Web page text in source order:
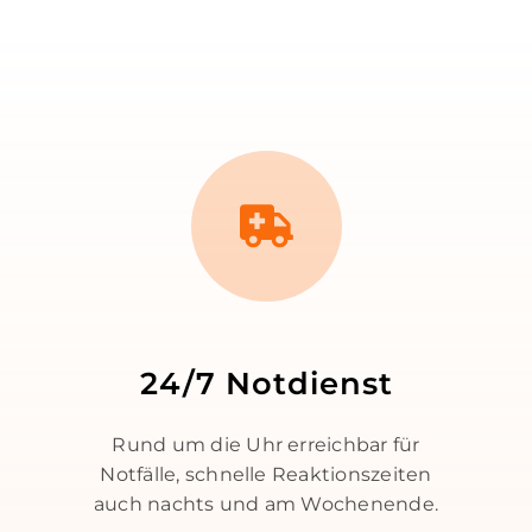
24/7 Notdienst
Rund um die Uhr erreichbar für
Notfälle, schnelle Reaktionszeiten
auch nachts und am Wochenende.